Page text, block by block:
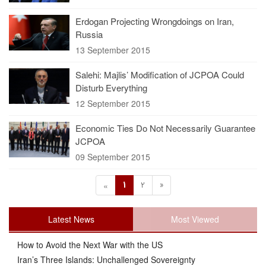
Erdogan Projecting Wrongdoings on Iran,
Russia
13 September 2015
Salehi: Majlis’ Modification of JCPOA Could
Disturb Everything
12 September 2015
Economic Ties Do Not Necessarily Guarantee
JCPOA
09 September 2015
« 1 2 »
Latest News Most Viewed
How to Avoid the Next War with the US
Iran’s Three Islands: Unchallenged Sovereignty